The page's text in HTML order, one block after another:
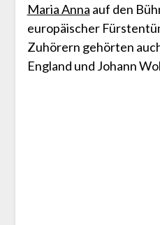
Maria Anna auf den
europäischer
Zuhörern gehörten
England und Johann